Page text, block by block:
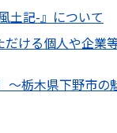
土記-』について
ける個人や企業
～栃木県下野市の